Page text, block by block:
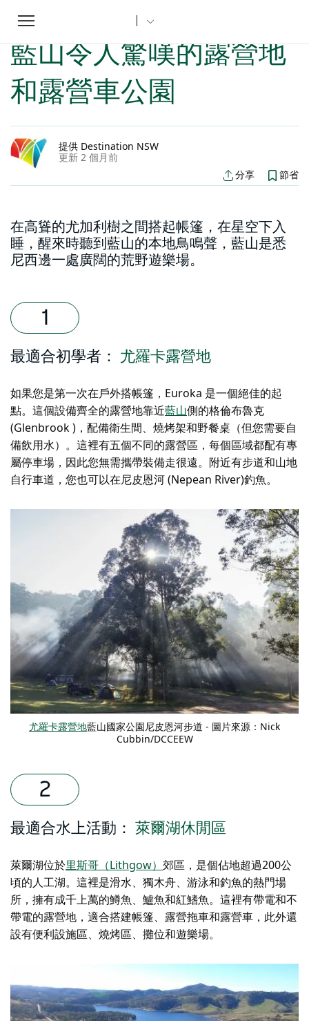
Toggle
navigation
家
藍山令人驚嘆的露營地
和露營車公園
提供 Destination NSW
更新 2 個月前
分享 節省
在高聳的尤加利樹之間搭起帳篷，在星空下入
睡，醒來時聽到藍山的本地鳥鳴聲，藍山是悉
尼西邊一處廣闊的荒野遊樂場。
最適合初學者： 尤羅卡露營地
如果您是第一次在戶外搭帳篷，Euroka 是一個絕佳的起
點。這個設備齊全的露營地靠近藍山側的格倫布魯克
(Glenbrook)，配備衛生間、燒烤架和野餐桌（但您需要自
備飲用水）。這裡有五個不同的露營區，每個區域都配有專
屬停車場，因此您無需攜帶裝備走很遠。附近有步道和山地
自行車道，您也可以在尼皮恩河 (Nepean River)釣魚。
尤羅卡露營地藍山國家公園尼皮恩河步道 - 圖片來源：Nick
Cubbin/DCCEEW
最適合水上活動： 萊爾湖休閒區
萊爾湖位於里斯哥（Lithgow） 郊區 ，是個佔地超過200公
頃的人工湖。這裡是滑水、獨木舟、游泳和釣魚的熱門場
所，擁有成千上萬的鱒魚、鱸魚和紅鰭魚。這裡有帶電和不
帶電的露營地，適合搭建帳篷、露營拖車和露營車，此外還
設有便利設施區、燒烤區、攤位和遊樂場。